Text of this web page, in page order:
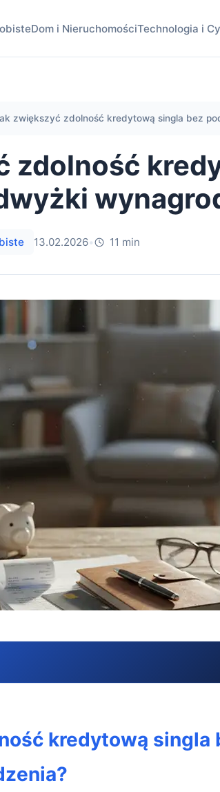
Dom i NieruchomościTechnologia i
zwiększyć zdolność kredytową singla bez
zdolność
13.02.2026• 11 min
sumienia
domowy
kredytową singla